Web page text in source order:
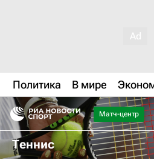
Политика В мире
Матч-центр
Теннис